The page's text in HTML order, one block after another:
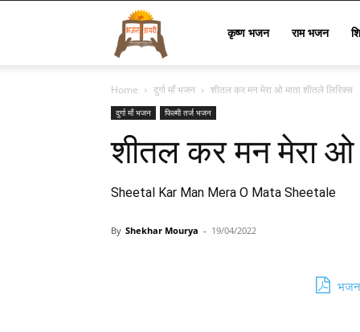
Lyrics
कृष्ण भजन राम भजन
Home दुर्गा माँ भजन शीतल कर मन मेरा ओ माता शीतले लिरिक्स
दुर्गा माँ भजन फिल्मी तर्ज भजन
शीतल कर मन मेरा ओ
Sheetal Kar Man Mera O Mata Sheetale
By Shekhar Mourya - 19/04/2022
भजन